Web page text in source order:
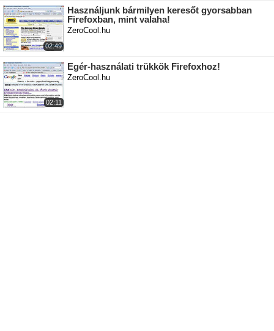
02:49
Használjunk bármilyen keresőt gyorsabban
Firefoxban, mint valaha!
ZeroCool.hu
02:11
Egér-használati trükkök Firefoxhoz!
ZeroCool.hu